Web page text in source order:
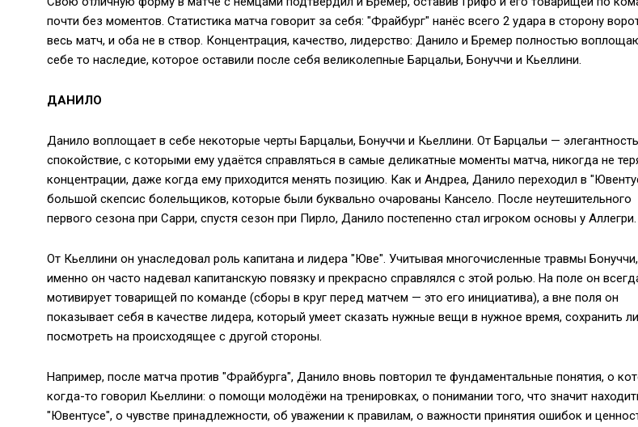
почти без моментов. Статистика матча говорит за себя: "Фрайбург" нанёс всего 2 удара в сторону
весь матч, и оба не в створ. Концентрация, качество, лидерство: Данило и Бремер полностью
себе то наследие, которое оставили после себя великолепные Барцальи, Бонуччи и Кьеллини.
ДАНИЛО
Данило воплощает в себе некоторые черты Барцальи, Бонуччи и Кьеллини. От Барцальи —
спокойствие, с которыми ему удаётся справляться в самые деликатные моменты матча, никогда не
концентрации, даже когда ему приходится менять позицию. Как и Андреа, Данило переходил в
большой скепсис болельщиков, которые были буквально очарованы Кансело. После неутешительного
первого сезона при Сарри, спустя сезон при Пирло, Данило постепенно стал игроком основы у Аллегри.
От Кьеллини он унаследовал роль капитана и лидера "Юве". Учитывая многочисленные травмы Бонуччи,
именно он часто надевал капитанскую повязку и прекрасно справлялся с этой ролью. На поле он
мотивирует товарищей по команде (сборы в круг перед матчем — это его инициатива), а вне поля он
показывает себя в качестве лидера, который умеет сказать нужные вещи в нужное время, сохранить
посмотреть на происходящее с другой стороны.
Например, после матча против "Фрайбурга", Данило вновь повторил те фундаментальные понятия, о
когда-то говорил Кьеллини: о помощи молодёжи на тренировках, о понимании того, что значит
"Ювентусе", о чувстве принадлежности, об уважении к правилам, о важности принятия ошибок и